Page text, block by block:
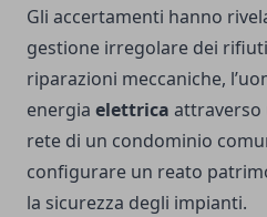
Gli accertamenti hanno
gestione irregolare dei
riparazioni meccaniche,
energia elettrica attraverso
rete di un condominio
configurare un reato
la sicurezza degli impianti.